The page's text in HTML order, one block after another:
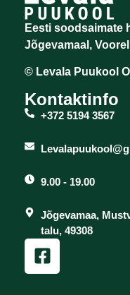
Eesti soodsaimate
Jõgevamaal,
© Levala Puukool
Kontaktinfo
+372 5194 3567
9.00 - 19.00
Jõgevamaa,
talu, 49308